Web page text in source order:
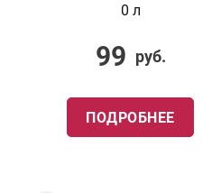
0 л
99 руб.
ПОДРОБНЕЕ